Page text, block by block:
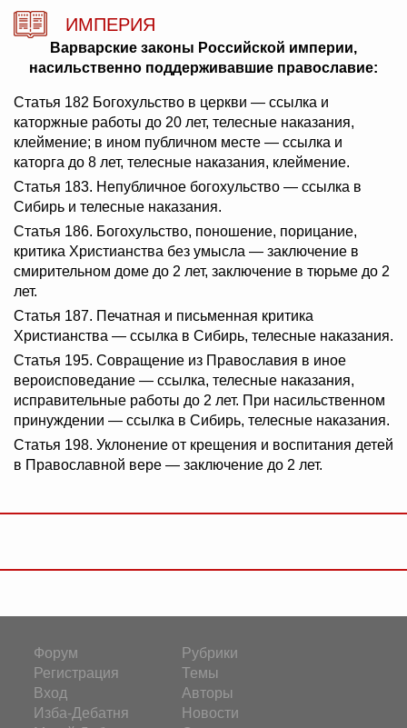
ИМПЕРИЯ
Варварские законы Российской империи,
насильственно поддерживавшие православие:
Статья 182 Богохульство в церкви — ссылка и
каторжные работы до 20 лет, телесные наказания,
клеймение; в ином публичном месте — ссылка и
каторга до 8 лет, телесные наказания, клеймение.
Статья 183. Непубличное богохульство — ссылка в
Сибирь и телесные наказания.
Статья 186. Богохульство, поношение, порицание,
критика Христианства без умысла — заключение в
смирительном доме до 2 лет, заключение в тюрьме до 2
лет.
Статья 187. Печатная и письменная критика
Христианства — ссылка в Сибирь, телесные наказания.
Статья 195. Совращение из Православия в иное
вероисповедание — ссылка, телесные наказания,
исправительные работы до 2 лет. При насильственном
принуждении — ссылка в Сибирь, телесные наказания.
Статья 198. Уклонение от крещения и воспитания детей
в Православной вере — заключение до 2 лет.
Форум
Регистрация
Вход
Изба-Дебатня
Рубрики
Темы
Авторы
Новости